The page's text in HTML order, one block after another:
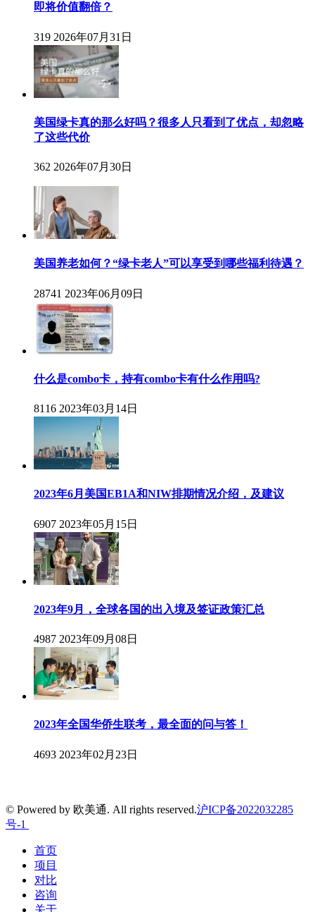
即将价值翻倍？
319 2026年07月31日
美国绿卡真的那么好吗？很多人只看到了优点，却忽略
了这些代价
362 2026年07月30日
美国养老如何？“绿卡老人”可以享受到哪些福利待遇？
28741 2023年06月09日
什么是combo卡，持有combo卡有什么作用吗?
8116 2023年03月14日
2023年6月美国EB1A和NIW排期情况介绍，及建议
6907 2023年05月15日
2023年9月，全球各国的出入境及签证政策汇总
4987 2023年09月08日
2023年全国华侨生联考，最全面的问与答！
4693 2023年02月23日
© Powered by 欧美通. All rights reserved.沪ICP备2022032285
号-1
首页
项目
对比
咨询
关于